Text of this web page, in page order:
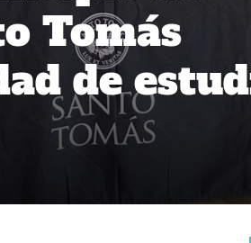
Tomás
de